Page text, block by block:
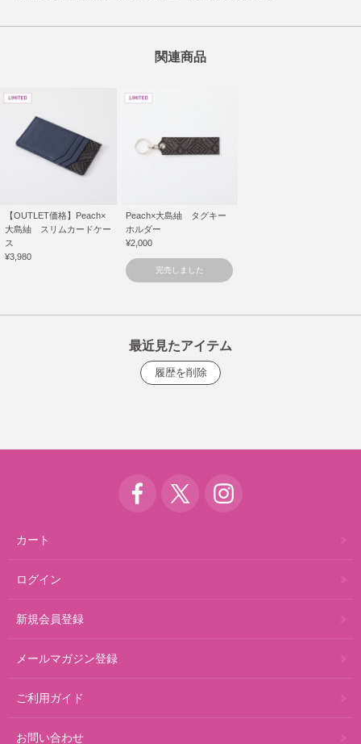
関連商品
【OUTLET価格】Peach×
大島紬 スリムカードケー
ス
¥3,980
Peach×大島紬 タグキー
ホルダー
¥2,000
完売しました
最近見たアイテム
カート
ログイン
新規会員登録
メールマガジン登録
ご利用ガイド
お問い合わせ